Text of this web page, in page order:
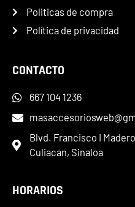
Politicas de compra
Política de privacidad
CONTACTO
667 104 1236
Blvd. Francisco I
Culiacan, Sinaloa
HORARIOS